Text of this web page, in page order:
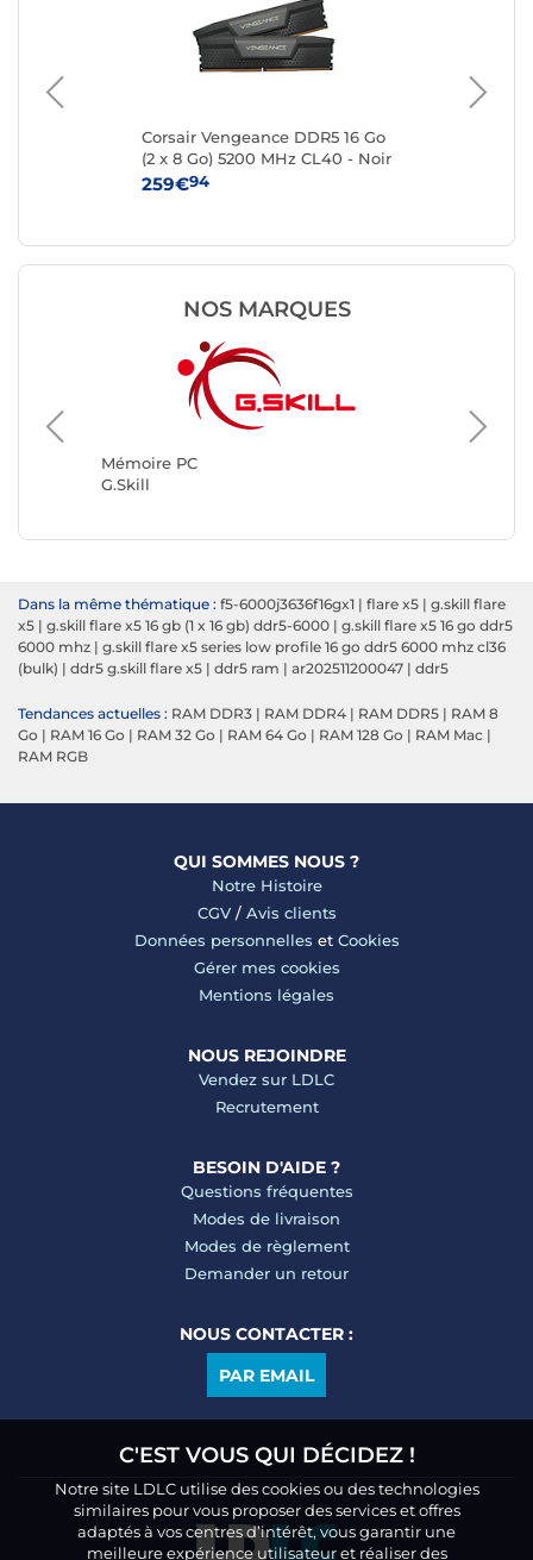
Corsair Vengeance DDR5 16 Go
(2 x 8 Go) 5200 MHz CL40 - Noir
259€94
NOS MARQUES
Mémoire PC
G.Skill
Dans la même thématique : f5-6000j3636f16gx1 | flare x5 | g.skill flare
x5 | g.skill flare x5 16 gb (1 x 16 gb) ddr5-6000 | g.skill flare x5 16 go ddr5
6000 mhz | g.skill flare x5 series low profile 16 go ddr5 6000 mhz cl36
(bulk) | ddr5 g.skill flare x5 | ddr5 ram | ar202511200047 | ddr5
Tendances actuelles : RAM DDR3 | RAM DDR4 | RAM DDR5 | RAM 8
Go | RAM 16 Go | RAM 32 Go | RAM 64 Go | RAM 128 Go | RAM Mac |
RAM RGB
QUI SOMMES NOUS ?
Notre Histoire
CGV/ Avis clients
Données personnelles et Cookies
Gérer mes cookies
Mentions légales
NOUS REJOINDRE
Vendez sur LDLC
Recrutement
BESOIN D'AIDE ?
Questions fréquentes
Modes de livraison
Modes de règlement
Demander un retour
NOUS CONTACTER :
PAR EMAIL
C'EST VOUS QUI DÉCIDEZ !
Notre site LDLC utilise des cookies ou des technologies
similaires pour vous proposer des services et offres
adaptés à vos centres d’intérêt, vous garantir une
meilleure expérience utilisateur et réaliser des